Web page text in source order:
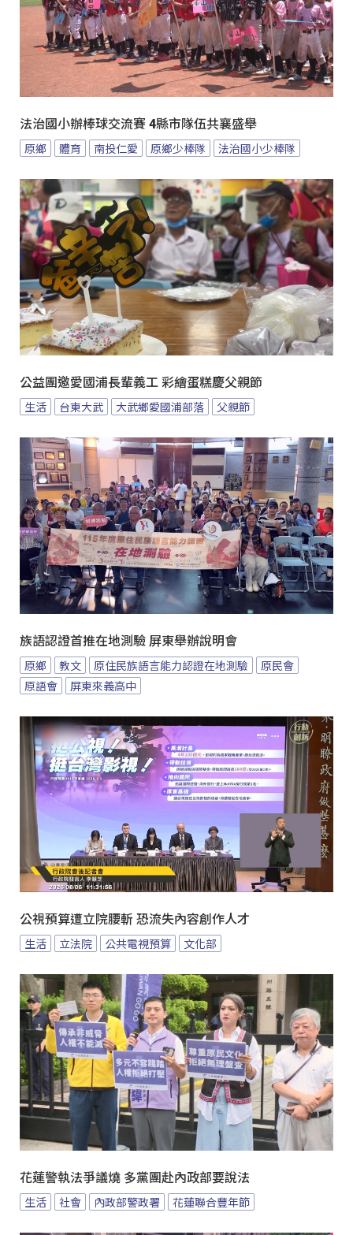
法治國小辦棒球交流賽 4縣市隊伍共襄盛舉
原鄉 體育 南投仁愛 原鄉少棒隊 法治國小少棒隊
公益團邀愛國浦長輩義工 彩繪蛋糕慶父親節
生活 台東大武 大武鄉愛國浦部落 父親節
族語認證首推在地測驗 屏東舉辦說明會
原鄉 教文 原住民族語言能力認證在地測驗
原民會
原語會
屏東來義高中
公視預算遭立院腰斬 恐流失內容創作人才
生活 立法院 公共電視預算 文化部
花蓮警執法爭議燒 多黨團赴內政部要說法
生活 社會 內政部警政署 花蓮聯合豐年節